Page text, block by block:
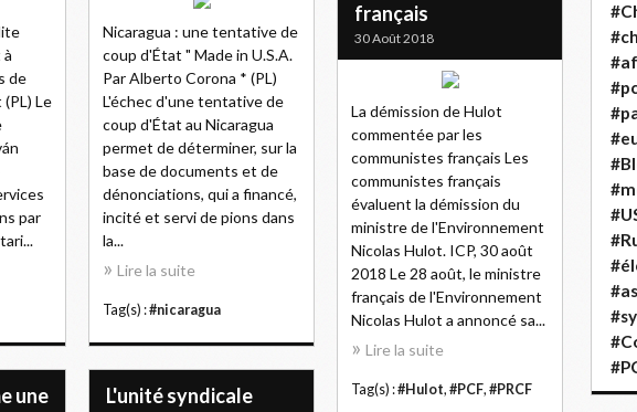
de
(PL) Le
par
Nicaragua : une tentative de
coup d'État " Made in U.S.A.
Par Alberto Corona * (PL)
L'échec d'une tentative de
coup d'État au Nicaragua
permet de déterminer, sur la
base de documents et de
dénonciations, qui a financé,
incité et servi de pions dans
la...
Lire la suite
Tag(s) :#nicaragua
français
30 Août 2018
La démission de Hulot
commentée par les
communistes français Les
communistes français
évaluent la démission du
ministre de l'Environnement
Nicolas Hulot. ICP, 30 août
2018 Le 28 août, le ministre
français de l'Environnement
Nicolas Hulot a annoncé sa...
Lire la suite
Tag(s) :#Hulot, #PCF, #PRCF
une
L'unité syndicale